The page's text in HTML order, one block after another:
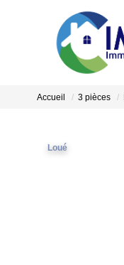
Accueil 3 pièces
Loué